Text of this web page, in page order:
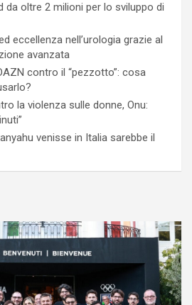
da oltre 2 milioni per lo sviluppo di
eccellenza nell’urologia grazie al
avanzata
contro il “pezzotto”: cosa
la violenza sulle donne, Onu:
venisse in Italia sarebbe il